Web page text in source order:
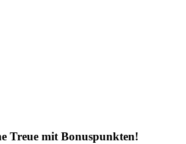
Treue mit Bonuspunkten!